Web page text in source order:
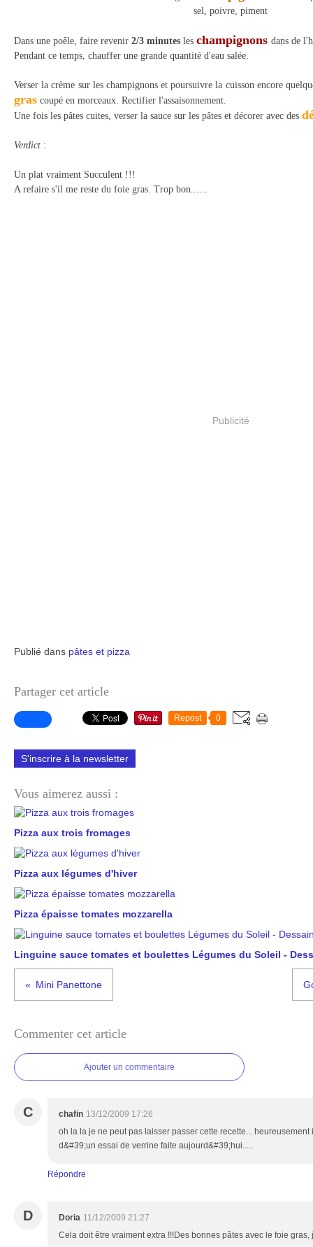
sel, poivre, piment
Dans une poêle, faire revenir 2/3 minutes les champignons dans de
Pendant ce temps, chauffer une grande quantité d'eau salée.
Verser la crème sur les champignons et poursuivre la cuisson encore
gras coupé en morceaux. Rectifier l'assaisonnement.
Une fois les pâtes cuites, verser la sauce sur les pâtes et décorer avec des
Verdict :
Un plat vraiment Succulent !!!
A refaire s'il me reste du foie gras. Trop bon......
Publicité
Publié dans pâtes et pizza
Partager cet article
Repost 0
S'inscrire à la newsletter
Vous aimerez aussi :
Pizza aux trois fromages
Pizza aux légumes d'hiver
Pizza épaisse tomates mozzarella
Linguine sauce tomates et boulettes Légumes du Soleil -
Mini Panettone
Commenter cet article
Ajouter un commentaire
C chafin 13/12/2009 17:26
oh la la je ne peut pas laisser passer cette recette... heureusement
d&#39;un essai de verrine faite aujourd&#39;hui.....
Répondre
D Doria 11/12/2009 21:27
Cela doit être vraiment extra !!!Des bonnes pâtes avec le foie